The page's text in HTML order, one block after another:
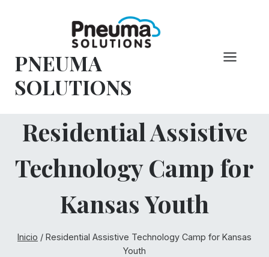
PNEUMA
SOLUTIONS
Residential Assistive
Technology Camp for
Kansas Youth
Inicio / Residential Assistive Technology Camp for Kansas
Youth